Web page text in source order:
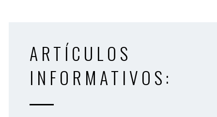
ARTÍCULOS
INFORMATIVOS: